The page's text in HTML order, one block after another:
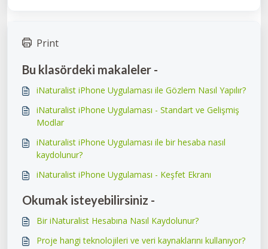
Print
Bu klasördeki makaleler -
iNaturalist iPhone Uygulaması ile Gözlem Nasıl Yapılır?
iNaturalist iPhone Uygulaması - Standart ve Gelişmiş
Modlar
iNaturalist iPhone Uygulaması ile bir hesaba nasıl
kaydolunur?
iNaturalist iPhone Uygulaması - Keşfet Ekranı
Okumak isteyebilirsiniz -
Bir iNaturalist Hesabına Nasıl Kaydolunur?
Proje hangi teknolojileri ve veri kaynaklarını kullanıyor?